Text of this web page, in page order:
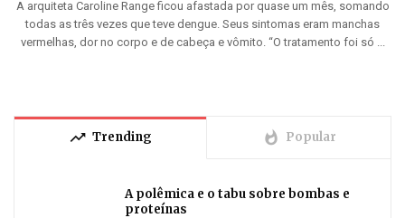
A arquiteta Caroline Range ficou afastada por quase um mês, somando
todas as três vezes que teve dengue. Seus sintomas eram manchas
vermelhas, dor no corpo e de cabeça e vômito. “O tratamento foi só ...
trending_up Trending whatshot Popular
A polêmica e o tabu sobre bombas e
proteínas